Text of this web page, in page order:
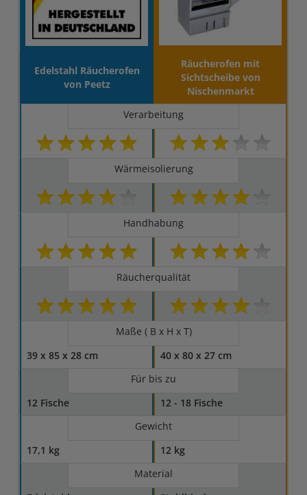
Edelstahl Räucherofen
von Peetz
Räucherofen mit
Sichtscheibe von
Nischenmarkt
Verarbeitung
Wärmeisolierung
Handhabung
Räucherqualität
Maße ( B x H x T)
39 x 85 x 28 cm
40 x 80 x 27 cm
Für bis zu
12 Fische
12 - 18 Fische
Gewicht
17,1 kg
12 kg
Material